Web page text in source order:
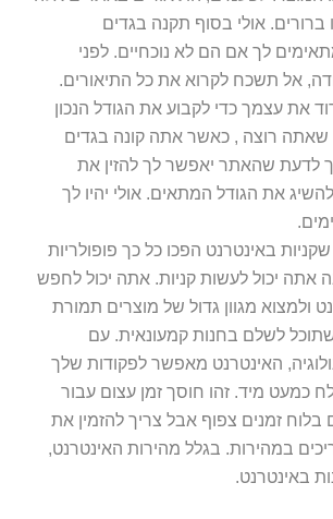
ברורים. אולי בסוף תקנה בגדים
לך אם הם לא נוכחיים. לפני
אל תשכח לקרוא את כל התיאורים.
את עצמך כדי לקבוע את הגודל הנכון
שאתה רוצה , כאשר אתה קונה בגדים
לדעת שהאתר יאפשר לך להזין את
את הגודל המתאים. אולי יהיו לך
באינטרנט הפכו כל כך פופולריות
אתה יכול לעשות קניות. אתה יכול לחפש
ולמצוא מגוון גדול של מוצרים תמורת
לשלם בחנות קמעונאית. עם
האינטרנט מאפשר לפקודות שלך
כמעט מיד. זהו חוסך זמן עצום עבור
זמנים צפוף אבל צריך להזמין את
במהירות. בגלל מהירות האינטרנט,
באינטרנט.